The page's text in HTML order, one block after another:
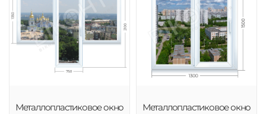
Металлопластиковое окно
Металлопластиковое окно